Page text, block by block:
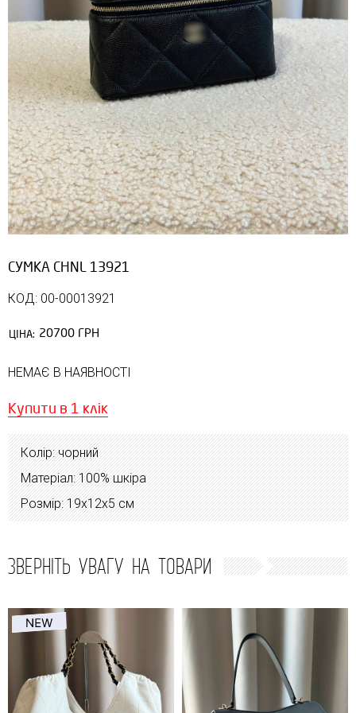
СУМКА CHNL 13921
КОД: 00-00013921
ЦІНА: 20700 ГРН
НЕМАЄ В НАЯВНОСТІ
Купити в 1 клік
Колір: чорний
Матеріал: 100% шкіра
Розмір: 19х12х5 см
ЗВЕРНІТЬ УВАГУ НА ТОВАРИ